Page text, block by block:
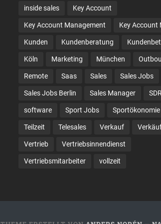
inside sales Key Account
Key Account Management Key Account
Kunden Kundenberatung
Köln Marketing München
Remote Saas Sales Sales Jobs
Sales Jobs Berlin Sales Manager SDR
software Sport Jobs Sportökonomie
Teilzeit Telesales Verkauf
Vertrieb Vertriebsinnendienst
Vertriebsmitarbeiter vollzeit